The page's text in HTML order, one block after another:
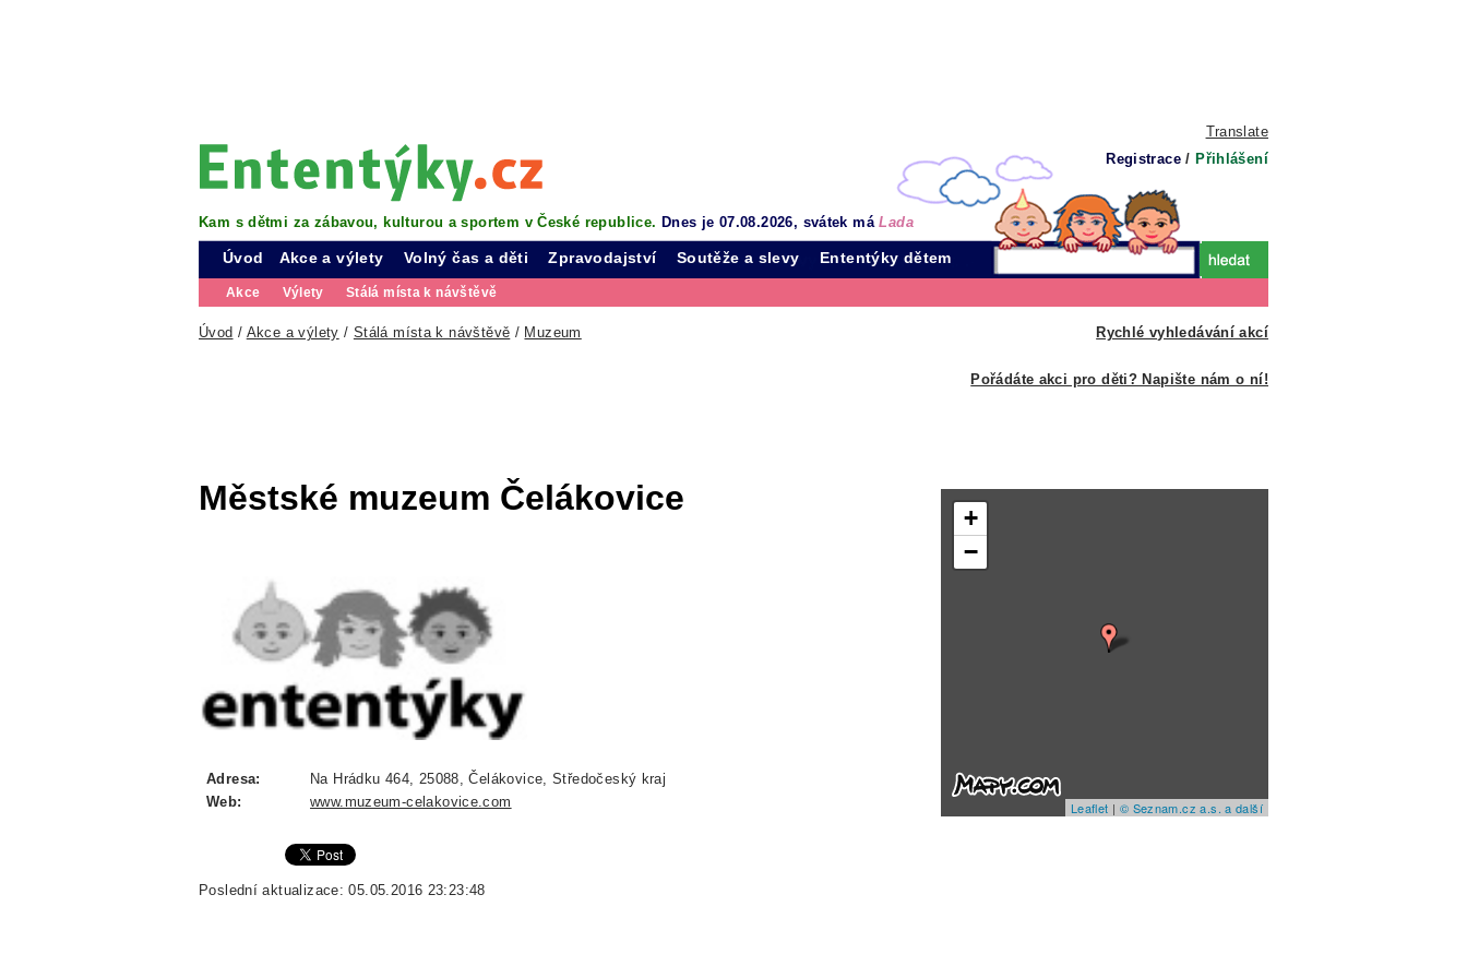
Translate
Registrace / Přihlášení
Kam s dětmi za zábavou, kulturou a sportem v České republice. Dnes je 07.08.2026, svátek máLada
Úvod Akce a výlety
Akce Výlety Stálá místa k návštěvě
Volný čas a děti Zpravodajství Soutěže a slevy Ententýky dětem
Rychlé vyhledávání akcí
Úvod / Akce a výlety / Stálá místa k návštěvě / Muzeum
Pořádáte akci pro děti? Napište nám o ní!
Městské muzeum Čelákovice
Adresa:
Na Hrádku 464, 25088, Čelákovice, Středočeský kraj
Web:
www.muzeum-celakovice.com
Poslední aktualizace: 05.05.2016 23:23:48
+
−
Leaflet | © Seznam.cz a.s. a další